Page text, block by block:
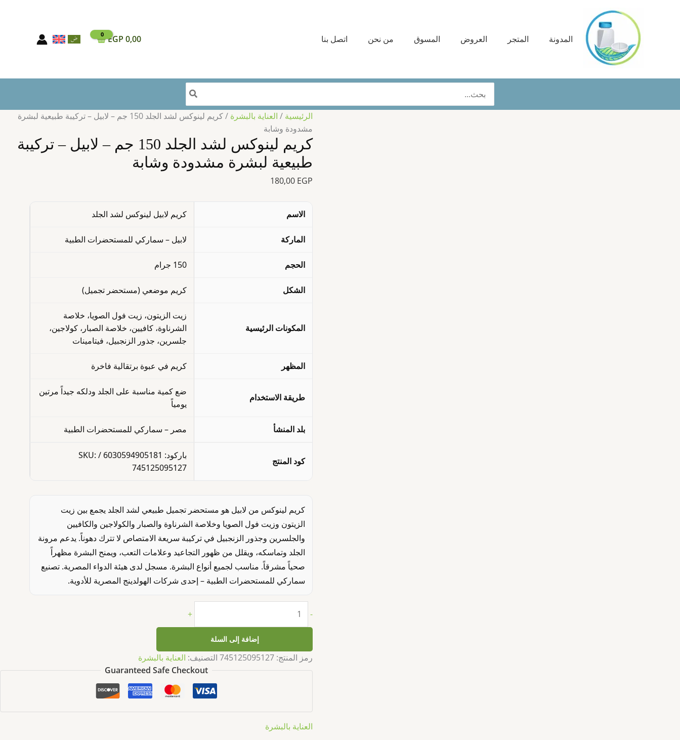
المدونة المتجر العروض المسوق من نحن اتصل بنا 0,00
EGP
عن:
الرئيسية / العناية بالبشرة
/ كريم لينوكس لشد الجلد 150 جم – لابيل – تركيبة طبيعية لبشرة
مشدودة وشابة
كريم لينوكس لشد الجلد 150 جم – لابيل – تركيبة
طبيعية لبشرة مشدودة وشابة
180,00 EGP
الاسم كريم لابيل لينوكس لشد الجلد
الماركة لابيل – سماركي للمستحضرات الطبية
الحجم 150 جرام
الشكل كريم موضعي (مستحضر تجميل)
المكونات الرئيسية
زيت الزيتون، زيت فول الصويا، خلاصة
الشرناوة، كافيين، خلاصة الصبار، كولاجين،
جلسرين، جذور الزنجبيل، فيتامينات
المظهر كريم في عبوة برتقالية فاخرة
طريقة الاستخدام
ضع كمية مناسبة على الجلد ودلكه جيداً مرتين
يومياً
بلد المنشأ مصر – سماركي للمستحضرات الطبية
كود المنتج
باركود: 6030594905181 / SKU:
745125095127
كريم لينوكس من لابيل هو مستحضر تجميل طبيعي لشد الجلد يجمع بين زيت
الزيتون وزيت فول الصويا وخلاصة الشرناوة والصبار والكولاجين والكافيين
والجلسرين وجذور الزنجبيل في تركيبة سريعة الامتصاص لا تترك دهوناً. يدعم مرونة
الجلد وتماسكه، ويقلل من ظهور التجاعيد وعلامات التعب، ويمنح البشرة مظهراً
صحياً مشرقاً. مناسب لجميع أنواع البشرة. مسجل لدى هيئة الدواء المصرية. تصنيع
سماركي للمستحضرات الطبية – إحدى شركات الهولدينج المصرية للأدوية.
-
جم
لابيل
–
تركيبة
طبيعية
لبشرة
مشدودة
وشابة
+
إضافة إلى السلة
رمز المنتج: 745125095127 التصنيف: العناية بالبشرة
Guaranteed Safe Checkout
العناية بالبشرة
طبيعية
مشدودة
وشابة